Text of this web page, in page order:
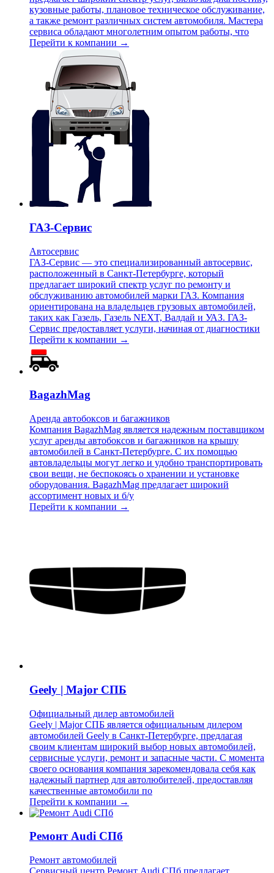
кузовные работы, плановое техническое обслуживание,
а также ремонт различных систем автомобиля. Мастера
сервиса обладают многолетним опытом работы, что
Перейти к компании →
ГАЗ-Сервис
Автосервис
ГАЗ-Сервис — это специализированный автосервис,
расположенный в Санкт-Петербурге, который
предлагает широкий спектр услуг по ремонту и
обслуживанию автомобилей марки ГАЗ. Компания
ориентирована на владельцев грузовых автомобилей,
таких как Газель, Газель NEXT, Валдай и УАЗ. ГАЗ-
Сервис предоставляет услуги, начиная от диагностики
Перейти к компании →
BagazhMag
Аренда автобоксов и багажников
Компания BagazhMag является надежным поставщиком
услуг аренды автобоксов и багажников на крышу
автомобилей в Санкт-Петербурге. С их помощью
автовладельцы могут легко и удобно транспортировать
свои вещи, не беспокоясь о хранении и установке
оборудования. BagazhMag предлагает широкий
ассортимент новых и б/у
Перейти к компании →
Geely | Major СПБ
Официальный дилер автомобилей
Geely | Major СПБ является официальным дилером
автомобилей Geely в Санкт-Петербурге, предлагая
своим клиентам широкий выбор новых автомобилей,
сервисные услуги, ремонт и запасные части. С момента
своего основания компания зарекомендовала себя как
надежный партнер для автолюбителей, предоставляя
качественные автомобили по
Перейти к компании →
Ремонт Audi СПб
Ремонт автомобилей
Сервисный центр Ремонт Audi СПб предлагает